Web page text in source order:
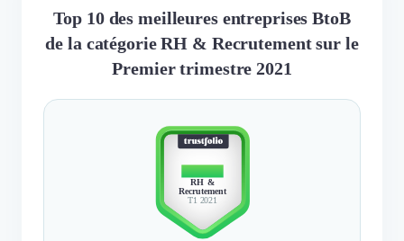
Top 10 des meilleures entreprises BtoB
de la catégorie RH & Recrutement sur le
Premier trimestre 2021
TOP 10
RH &
Recrutement
T1 2021